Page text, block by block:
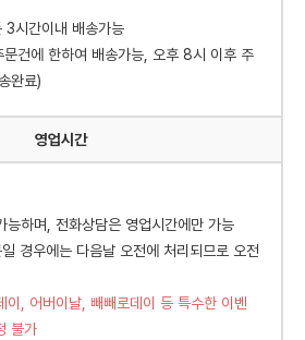
3시간이내 배송가능
건에 한하여 배송가능, 오후 8시 이후 주
완료)
영업시간
능하며, 전화상담은 영업시간에만 가능
경우에는 다음날 오전에 처리되므로 오전
이, 어버이날, 빼빼로데이 등 특수한 이벤
불가